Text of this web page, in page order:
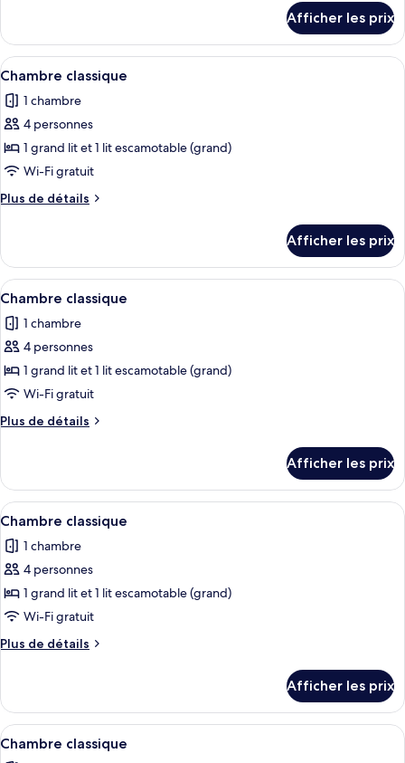
Chambre
classique
Chambre
classique
Afficher les prix
Afficher
toutes
les
photos
pour
ce
type
de
Chambre
classique
Une chambre avec un lit, un petit
13
Chambre classique
1 chambre
4 personnes
1 grand lit et 1 lit escamotable (grand)
Wi-Fi gratuit
Plus de détails
Plus
Chambre
classique
Afficher les prix
Afficher
toutes
les
photos
pour
ce
type
de
Chambre
classique
Une chambre avec un lit, un petit
13
Chambre classique
1 chambre
4 personnes
1 grand lit et 1 lit escamotable (grand)
Wi-Fi gratuit
Plus de détails
Plus
Chambre
classique
Afficher les prix
Afficher
toutes
les
photos
pour
ce
type
de
Chambre
classique
Une chambre avec un lit, un petit
13
Chambre classique
1 chambre
4 personnes
1 grand lit et 1 lit escamotable (grand)
Wi-Fi gratuit
Plus de détails
Plus
Chambre
classique
Afficher les prix
Afficher
toutes
Une chambre avec un lit, un petit
13
Chambre classique